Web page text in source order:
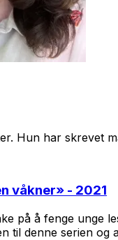
Hun har skrevet
våkner» - 2021
på å fenge unge
til denne serien